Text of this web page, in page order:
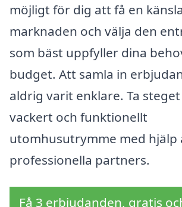
möjligt för dig att få en
marknaden och välja den
som bäst uppfyller dina
budget. Att samla in
aldrig varit enklare. Ta
vackert och funktionellt
utomhusutrymme med hjälp
professionella partners.
Få 3 erbjudanden, gratis